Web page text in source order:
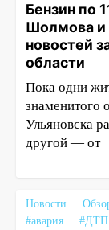
Бензин по
Шолмова и
новостей
области
Пока одни
знаменитого
Ульяновска
другой — от
Новости
#авария
#ДТП